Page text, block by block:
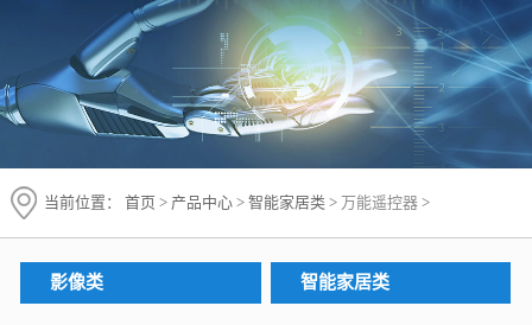
当前位置： 首页 > 产品中心> 智能家居类 > 万能遥控器>
影像类 智能家居类